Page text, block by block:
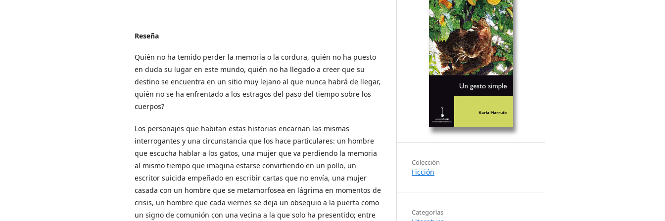
Reseña
Quién no ha temido perder la memoria o la cordura, quién no ha puesto
en duda su lugar en este mundo, quién no ha llegado a creer que su
destino se encuentra en un sitio muy lejano al que nunca habrá de llegar,
quién no se ha enfrentado a los estragos del paso del tiempo sobre los
cuerpos?
Los personajes que habitan estas historias encarnan las mismas
interrogantes y una circunstancia que los hace particulares: un hombre
que escucha hablar a los gatos, una mujer que va perdiendo la memoria
al mismo tiempo que imagina estarse convirtiendo en un pollo, un
escritor suicida empeñado en escribir cartas que no envía, una mujer
casada con un hombre que se metamorfosea en lágrima en momentos de
crisis, un hombre que cada viernes se deja un obsequio a la puerta como
un signo de comunión con una vecina a la que solo ha presentido; entre
Colección
Ficción
Categorías